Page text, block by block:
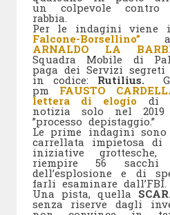
un colpevole
rabbia.
Per le indagini viene
Falcone-Borsellino”
ARNALDO LA
Squadra Mobile di
paga dei Servizi
in codice: Rutilius.
pm FAUSTO
lettera di elogio di
notizia solo nel
”processo depistaggio.”
Le prime indagini
carrellata impietosa di
iniziative
riempire 56
dell’esplosione e di
farli esaminare dall’FBI.
Una pista, quella
senza riserve dagli